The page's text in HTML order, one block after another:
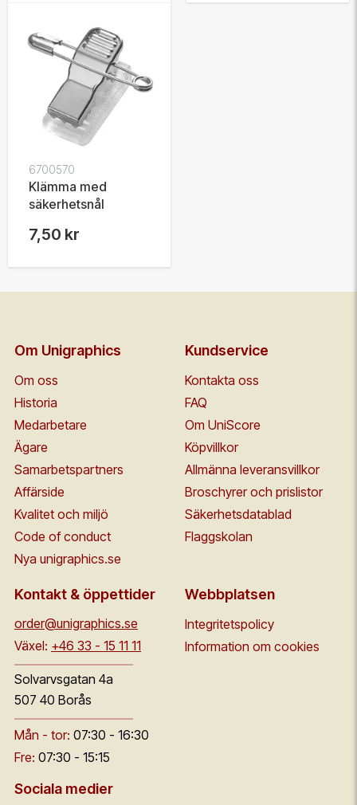
6700570
Klämma med
säkerhetsnål
7,50 kr
Om Unigraphics
Om oss
Historia
Medarbetare
Ägare
Samarbetspartners
Affärside
Kvalitet och miljö
Code of conduct
Nya unigraphics.se
Kundservice
Kontakta oss
FAQ
Om UniScore
Köpvillkor
Allmänna leveransvillkor
Broschyrer och prislistor
Säkerhetsdatablad
Flaggskolan
Kontakt & öppettider
order@unigraphics.se
Växel: +46 33 - 15 11 11
Solvarvsgatan 4a
507 40 Borås
Mån - tor: 07:30 - 16:30
Fre: 07:30 - 15:15
Webbplatsen
Integritetspolicy
Information om cookies
Sociala medier